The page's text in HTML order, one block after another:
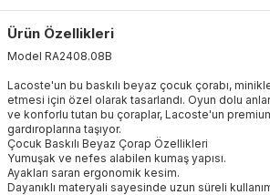
Ürün Özellikleri
Model RA2408.08B
Lacoste'un bu baskılı beyaz çocuk çorabı,
etmesi için özel olarak tasarlandı. Oyun dolu
ve konforlu tutan bu çoraplar, Lacoste'un
gardıroplarına taşıyor.
Çocuk Baskılı Beyaz Çorap Özellikleri
Yumuşak ve nefes alabilen kumaş yapısı.
Ayakları saran ergonomik kesim.
Dayanıklı materyali sayesinde uzun süreli